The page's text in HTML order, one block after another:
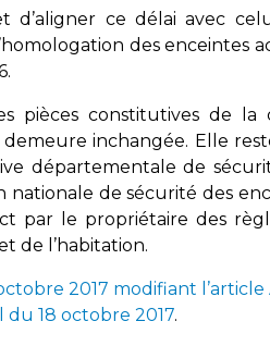
d’aligner ce délai avec
des enceintes
pièces constitutives de la
inchangée. Elle
départementale de
nationale de sécurité des
par le propriétaire des
de l’habitation.
2017 modifiant l’article
18 octobre 2017.